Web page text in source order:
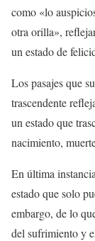
como «lo
otra orilla»,
un estado de
Los pasajes que
trascendente
un estado que
nacimiento,
En última
estado que solo
embargo, de lo
del sufrimiento y